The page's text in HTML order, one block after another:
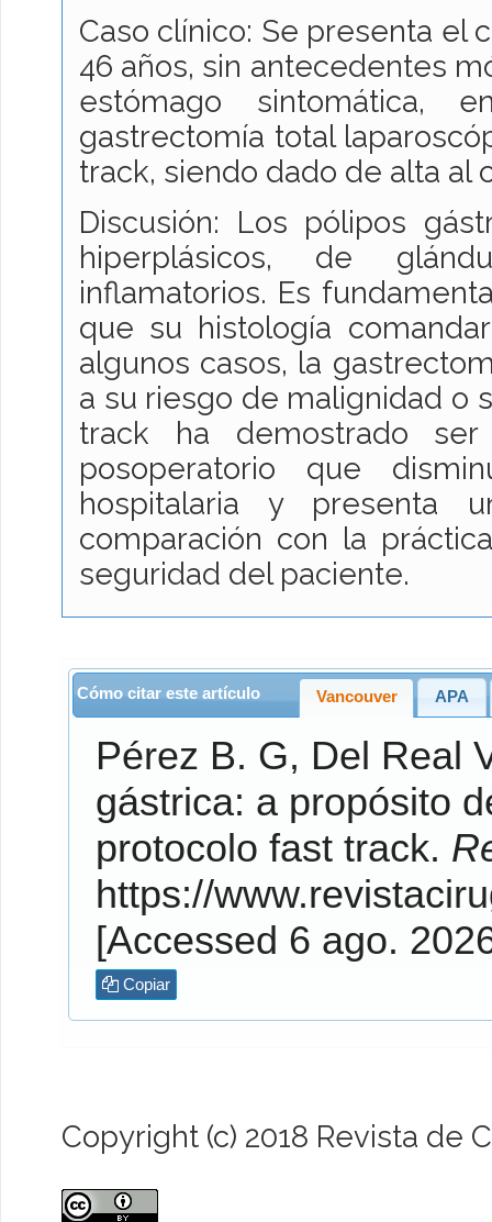
Caso clínico: Se presenta el
46 años, sin antecedentes
estómago
gastrectomía total
track, siendo dado de alta al
Discusión: Los pólipos
hiperplásicos, de
inflamatorios. Es
que su histología
algunos casos, la
a su riesgo de malignidad o
track ha demostrado
posoperatorio que
hospitalaria y presenta
comparación con la
seguridad del paciente.
Cómo citar este artículo Vancouver APA
Pérez B. G, Del Real
gástrica: a propósito
protocolo fast track.
https://
[Accessed 6 ago.
Copiar
Copyright (c) 2018 Revista de